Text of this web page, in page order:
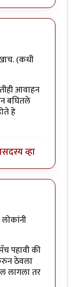
(कधी
आवाहन
बघितले
हे
सदस्य व्हा
पहावी की
ठेवला
लागला तर